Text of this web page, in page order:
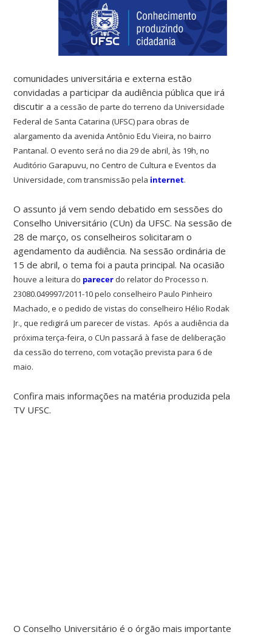
comunidades universitária e externa estão
convidadas a participar da audiência pública que irá
discutir a a cessão de parte do terreno da Universidade
Federal de Santa Catarina (UFSC) para obras de
alargamento da avenida Antônio Edu Vieira, no bairro
Pantanal. O evento seráno dia 29 de abril, às 19h, no
Auditório Garapuvu, no Centro de Cultura e Eventos da
Universidade, com transmissão pela internet.
O assunto já vem sendo debatido em sessões do
Conselho Universitário (CUn) da UFSC. Na sessão de
28 de março, os conselheiros solicitaram o
agendamento da audiência. Na sessão ordinária de
15 de abril, o tema foi a pauta principal. Na ocasião
houve a leitura do parecer do relator do Processo n.
23080.049997/2011-10 pelo conselheiro Paulo Pinheiro
Machado, e o pedido de vistas do conselheiro Hélio Rodak
Jr., que redigirá um parecer de vistas.Após a audiência da
próxima terça-feira, o CUn passará à fase de deliberação
da cessão do terreno, com votação prevista para 6 de
maio.
Confira mais informações na matéria produzida pela
TV UFSC.
O Conselho Universitário é o órgão mais importante